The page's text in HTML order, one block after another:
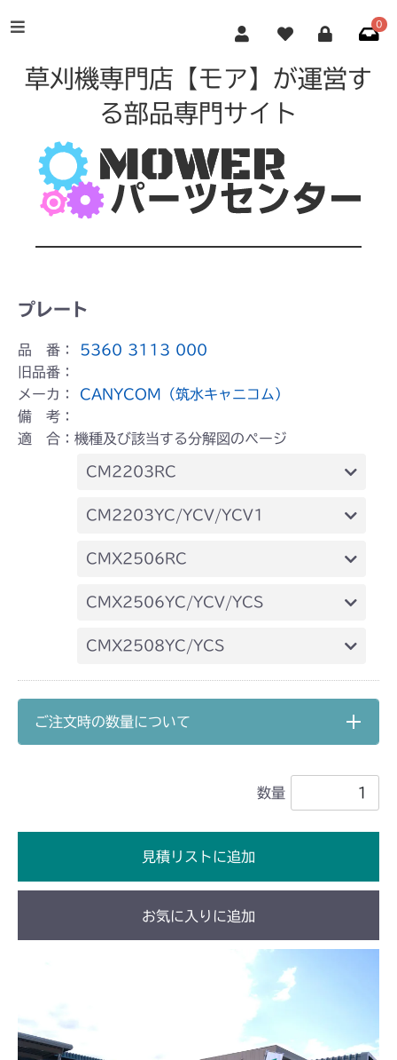
0
草刈機専門店【モア】が運営す
る部品専門サイト
プレート
品 番：
5360 3113 000
旧品番：
メーカ： CANYCOM（筑水キャニコム）
備 考：
適 合：機種及び該当する分解図のページ
CM2203RC
本体 FIG16 走行操作レバー(左ブレーキ
CM2203YC/YCV/YCV1
本体 FIG18 走行操作レバー(左ブレーキ
CMX2506RC
本体 FIG19 走行操作レバー(左ブレーキ
CMX2506YC/YCV/YCS
本体 FIG22 走行操作(～
本体 FIG23 走行操作(NO.1721155
～)
CMX2508YC/YCS
本体 FIG23 走行操作レバー
ご注文時の数量について
数量
見積リストに追加
お気に入りに追加